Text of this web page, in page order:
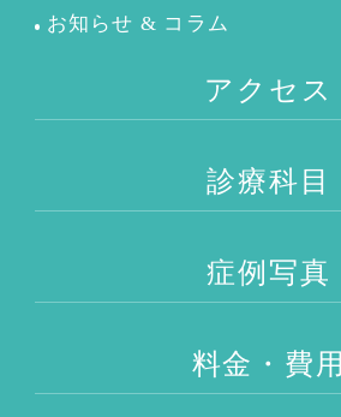
お知らせ & コラム
アクセス
診療科目
症例写真
料金・費用